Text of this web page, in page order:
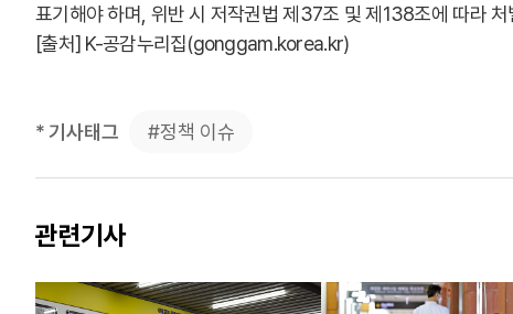
표기해야 하며, 위반 시 저작권법 제37조 및 제138조에 따라 처
[출처] K-공감누리집(gonggam.korea.kr)
* 기사태그 #정책 이슈
관련기사